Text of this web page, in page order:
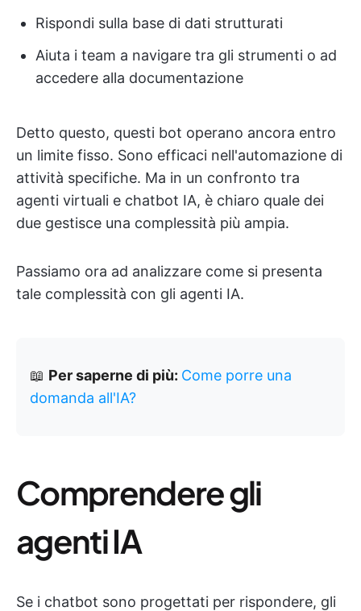
Rispondi sulla base di dati strutturati
Aiuta i team a navigare tra gli strumenti o ad
accedere alla documentazione
Detto questo, questi bot operano ancora entro
un limite fisso. Sono efficaci nell'automazione di
attività specifiche. Ma in un confronto tra
agenti virtuali e chatbot IA, è chiaro quale dei
due gestisce una complessità più ampia.
Passiamo ora ad analizzare come si presenta
tale complessità con gli agenti IA.
📖 Per saperne di più: Come porre una
domanda all'IA?
Comprendere gli
agenti IA
Se i chatbot sono progettati per rispondere, gli